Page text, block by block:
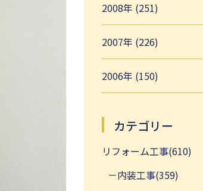
2008年 (251)
2007年 (226)
2006年 (150)
カテゴリー
リフォーム工事(610)
内装工事(359)